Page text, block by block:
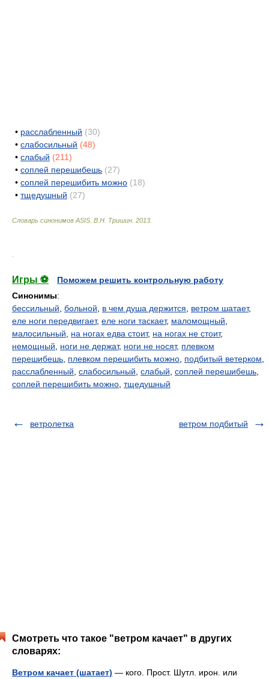
• расслабленный (30)
• слабосильный (48)
• слабый (211)
• соплей перешибешь (27)
• соплей перешибить можно (18)
• тщедушный (27)
Словарь синонимов ASIS. В.Н. Тришин 2013
Игры ⚽
Поможем решить контрольную работу
Синонимы:
бессильный больной в чем душа держится ветром шатает,
еле ноги передвигает, еле ноги таскает, маломощный
малосильный
на ногах едва стоит, на ногах не стоит,
немощный
ноги не держат, ноги не носят, плевком
перешибешь плевком перешибить можно подбитый ветерком
расслабленный слабосильный слабый соплей перешибешь
соплей перешибить можно тщедушный
ветролетка ветром подбитый
Смотреть что такое "ветром качает" в других
словарях:
Ветром качает (шатает) — кого. Прост. Шутл. ирон. или